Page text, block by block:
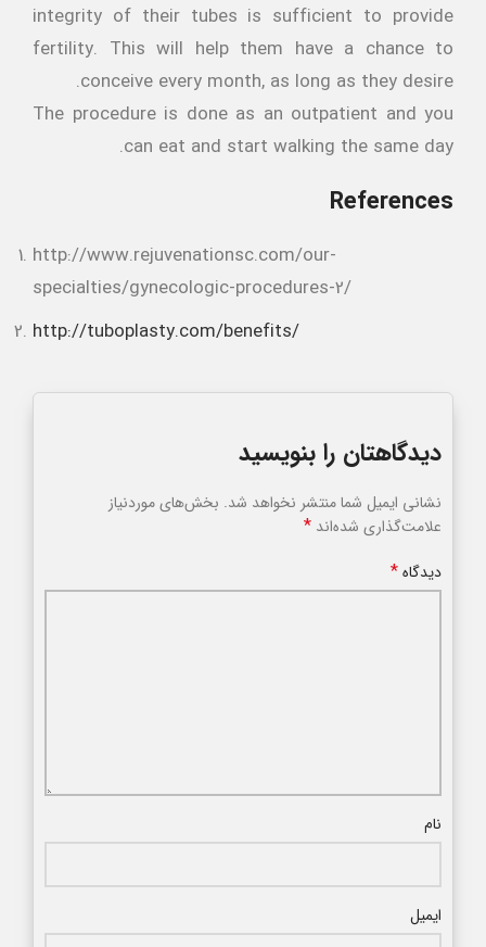
integrity of their tubes is sufficient to provide
fertility. This will help them have a chance to
conceive every month, as long as they desire.
The procedure is done as an outpatient and you
can eat and start walking the same day.
References
http://www.rejuvenationsc.com/our-
specialties/gynecologic-procedures-2/
http://tuboplasty.com/benefits/
دیدگاهتان را بنویسید
نشانی ایمیل شما منتشر نخواهد شد. بخش‌های موردنیاز
علامت‌گذاری شده‌اند *
دیدگاه*
نام
ایمیل